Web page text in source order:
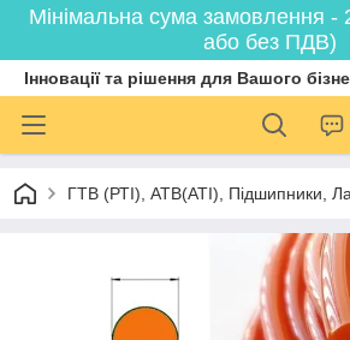
Мінімальна сума замовлення -
або без ПДВ)
Інновації та рішення для Вашого
ГТВ (РТI), АТВ(АТI), Пiдшипники,